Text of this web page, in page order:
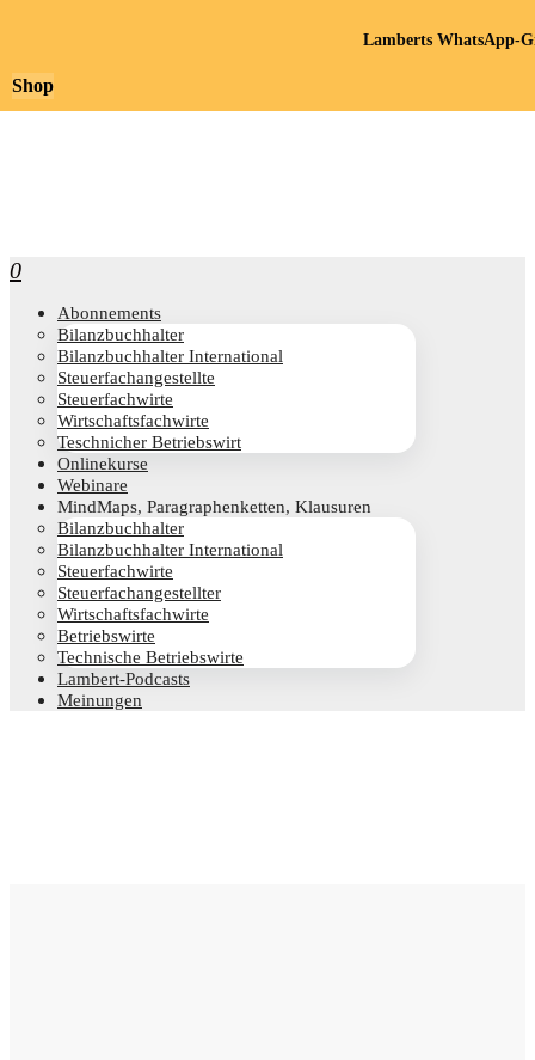
0
Abon­ne­ments
Bilanz­buch­hal­ter
Bilanz­buch­hal­ter International
Steu­er­fach­an­ge­stell­te
Steu­er­fach­wir­te
Wirt­schafts­fach­wir­te
Teschni­cher Betriebswirt
Online­kur­se
Web­i­na­re
Mind­Maps, Para­gra­phen­ket­ten, Klausuren
Bilanz­buch­hal­ter
Bilanz­buch­hal­ter International
Steu­er­fach­wir­te
Steu­er­fach­an­ge­stell­ter
Wirt­schafts­fach­wir­te
Betriebs­wir­te
Tech­ni­sche Betriebswirte
Lam­­bert-Pod­­casts
Mei­nun­gen
Shop
Lamberts WhatsApp-